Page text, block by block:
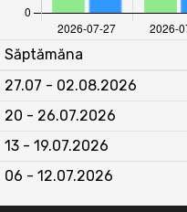
decembrie 2025
de o creștere
vizitatori unici). Media
aproximativ21.500
engagement
oscilație sezonieră
toamnă și vară târzie.
Raportat la site-urile
Săptămăna
27.07 - 02.08.2026
20 - 26.07.2026
13 - 19.07.2026
06 - 12.07.2026